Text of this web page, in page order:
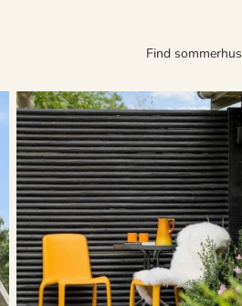
Find sommerhus